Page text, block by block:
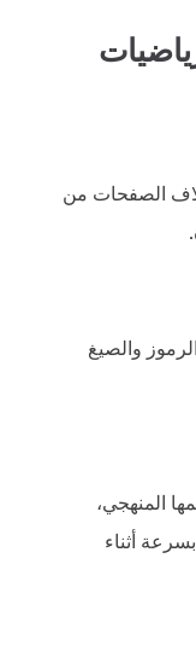
الصفحات من
والصيغ
المنهجي،
أثناء